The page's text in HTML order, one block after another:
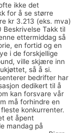
ikke det
for å se større
kr 3.213 (eks. mva)
Beskrivelse Takk til
ettermiddag så
en fortid og en
i de forskjellige
ville skjære inn
så å si.
bedrifter har
dedikert til å
kan forsvare vår
må forhindre en
konkurrenter.
et åpent
mandag på